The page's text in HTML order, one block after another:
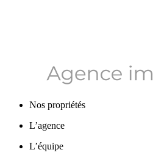
Nos propriétés
L’agence
L’équipe